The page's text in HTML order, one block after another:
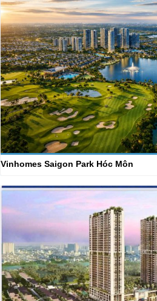
Vinhomes Saigon Park Hóc Môn